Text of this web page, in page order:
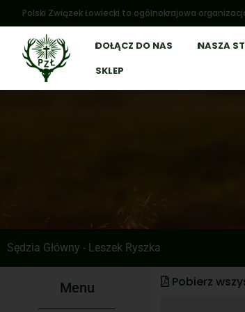
Polski Związek Łowiecki to ogólnokrajowa
DOŁĄCZ DO NAS NASZA
SKLEP
Sędzia Główny - Leszek Ryszka
Menu Pobierz